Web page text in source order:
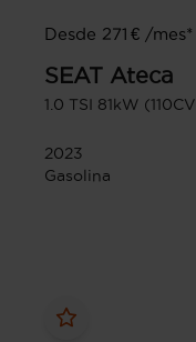
Desde 271 € /mes*
SEAT Ateca
1.0 TSI 81kW
2023
Gasolina